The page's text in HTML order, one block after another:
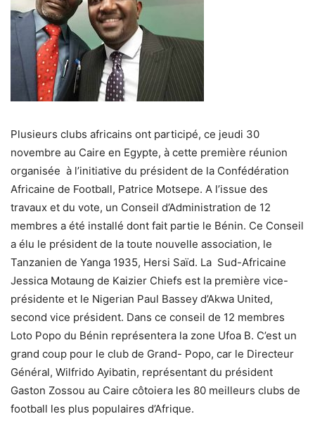
Plusieurs clubs africains ont participé, ce jeudi 30
novembre au Caire en Egypte, à cette première réunion
organisée à l’initiative du président de la Confédération
Africaine de Football, Patrice Motsepe. A l’issue des
travaux et du vote, un Conseil d’Administration de 12
membres a été installé dont fait partie le Bénin. Ce Conseil
a élu le président de la toute nouvelle association, le
Tanzanien de Yanga 1935, Hersi Saïd. La Sud-Africaine
Jessica Motaung de Kaizier Chiefs est la première vice-
présidente et le Nigerian Paul Bassey d’Akwa United,
second vice président. Dans ce conseil de 12 membres
Loto Popo du Bénin représentera la zone Ufoa B. C’est un
grand coup pour le club de Grand- Popo, car le Directeur
Général, Wilfrido Ayibatin, représentant du président
Gaston Zossou au Caire côtoiera les 80 meilleurs clubs de
football les plus populaires d’Afrique.